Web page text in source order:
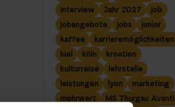
interview
Jahr 2027
job
jobangebote
jobs
junior
kaffee
karrieremöglichkeiten
kiel
köln
kroatien
kulturreise
lehrstelle
leistungen
lyon
marketing
mehrwert
MS Thurgau Avanti